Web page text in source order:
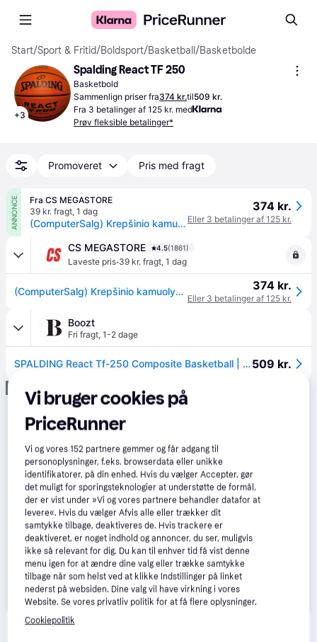
Start/Sport & Fritid/Boldsport/Basketball /Basketbolde
+3
Spalding React TF 250
Basketbold
Sammenlign priser fra374 kr.til509 kr.
Fra 3 betalinger af 125 kr. med
Prøv fleksible betalinger*
Promoveret Pris med fragt
ANNONCE
Fra CS MEGASTORE
39 kr. fragt, 1 dag
(ComputerSalg) Krepšinio kamuolys SPALDING REACT TF250™ Dydis 6
374 kr.
Eller 3 betalinger af 125 kr.
CS MEGASTORE 4.5(1861)
Laveste pris·39 kr. fragt, 1 dag
(ComputerSalg) Krepšinio kamuolys SPALDING REACT TF250™ Dydis 6 374 kr.
Eller 3 betalinger af 125 kr.
Boozt
Fri fragt, 1-2 dage
SPALDING React Tf-250 Composite Basketball | Orange | SZ6509 kr.
Annonce
Produktet fås også hos
Vi bruger cookies på
PriceRunner
Vi og vores152 partnere gemmer og får adgang til
personoplysninger, f.eks. browserdata eller unikke
identifikatorer, på din enhed. Hvis du vælger Accepter, gør
det muligt for sporingsteknologier at understøtte de formål,
der er vist under »Vi og vores partnere behandler datafor at
levere«. Hvis du vælger Afvis alle eller trækker dit
samtykke tilbage, deaktiveres de. Hvis trackere er
deaktiveret, er noget indhold og annoncer, du ser, muligvis
ikke så relevant for dig. Du kan til enhver tid få vist denne
menu igen for at ændre dine valg eller trække samtykke
tilbage når som helst ved at klikke Indstillinger på linket
nederst på websiden. Dine valg vil have virkning i vores
Website. Se vores privatliv politik for at få flere oplysninger.
Cookiepolitik